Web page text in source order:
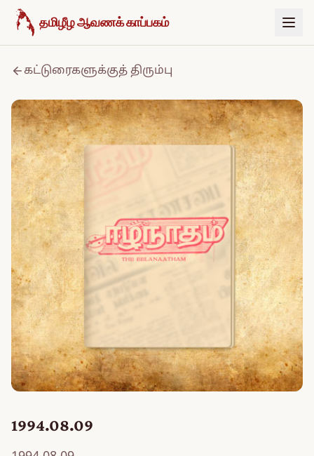
உள்ளடக்கத்திற்குச் செல்க
தமிழீழ ஆவணக் காப்பகம்
கட்டுரைகளுக்குத் திரும்பு
1994.08.09